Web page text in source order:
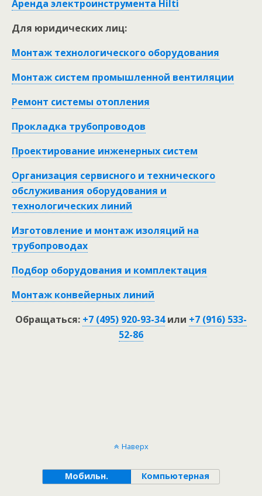
Аренда электроинструмента Hilti
Для юридических лиц:
Монтаж технологического оборудования
Монтаж систем промышленной вентиляции
Ремонт системы отопления
Прокладка трубопроводов
Проектирование инженерных систем
Организация сервисного и технического
обслуживания оборудования и
технологических линий
Изготовление и монтаж изоляций на
трубопроводах
Подбор оборудования и комплектация
Монтаж конвейерных линий
Обращаться: +7 (495) 920-93-34или +7 (916) 533-
52-86
Наверх
Мобильн. Компьютерная